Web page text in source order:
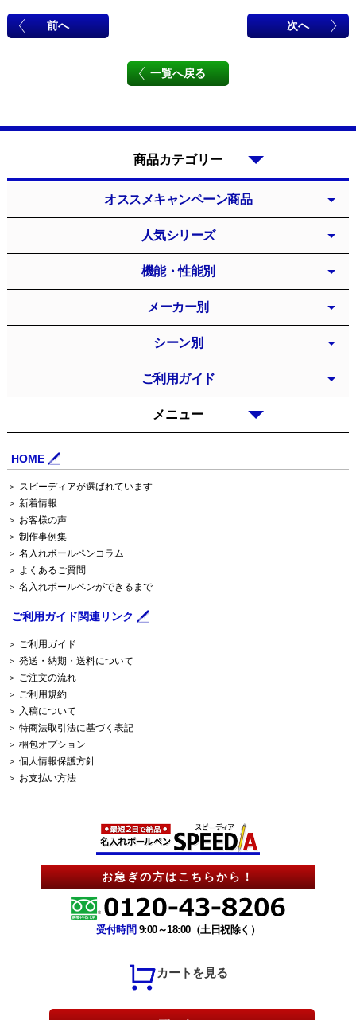
前へ 次へ
一覧へ戻る
お急ぎの方はこちらから！
受付時間9:00～18:00（土日祝除く）
カートを見る
HOME
＞ スピーディアが選ばれています
＞ 新着情報
＞ お客様の声
＞ 制作事例集
＞ 名入れボールペンコラム
＞ よくあるご質問
＞ 名入れボールペンができるまで
ご利用ガイド関連リンク
＞ ご利用ガイド
＞ 発送・納期・送料について
＞ ご注文の流れ
＞ ご利用規約
＞ 入稿について
＞ 特商法取引法に基づく表記
＞ 梱包オプション
＞ 個人情報保護方針
＞ お支払い方法
メニュー
オススメキャンペーン商品
人気シリーズ
機能・性能別
メーカー別
シーン別
ご利用ガイド
商品カテゴリー